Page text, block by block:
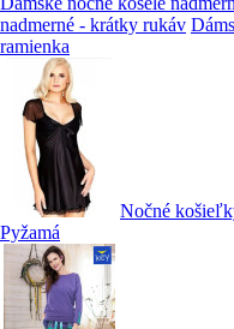
nadmerné - krátky rukáv
ramienka
Nočné
Pyžamá